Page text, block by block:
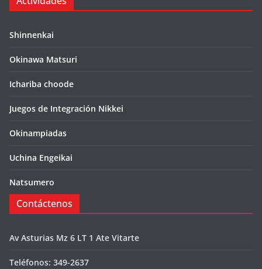
Shinnenkai
Okinawa Matsuri
Ichariba choode
Juegos de Integración Nikkei
Okinampiadas
Uchina Engeikai
Natsumero
Contáctenos
Av Asturias Mz 6 LT 1 Ate Vitarte
Teléfonos: 349-2637